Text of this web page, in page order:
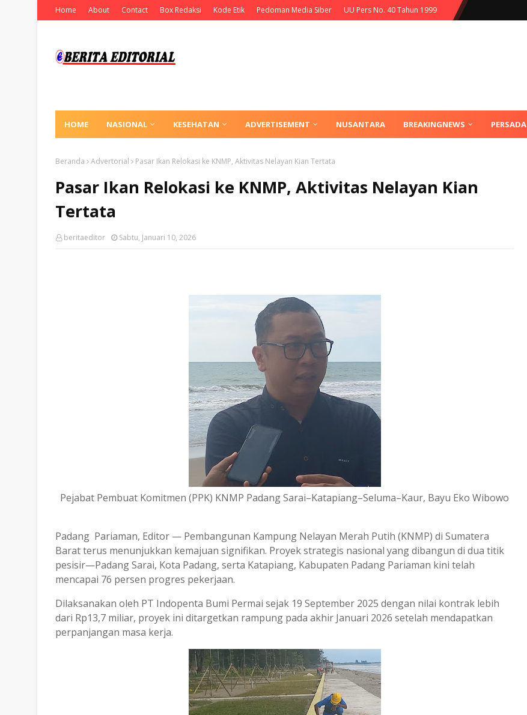
Home About Contact Box Redaksi Kode Etik Pedoman Media Siber UU Pers No. 40 Tahun 1999
HOME NASIONAL KESEHATAN ADVERTISEMENT NUSANTARA BREAKINGNEWS PERSADA
Beranda Advertorial Pasar Ikan Relokasi ke KNMP, Aktivitas Nelayan Kian Tertata
Pasar Ikan Relokasi ke KNMP, Aktivitas Nelayan Kian
Tertata
beritaeditor Sabtu, Januari 10, 2026
Pejabat Pembuat Komitmen (PPK) KNMP Padang Sarai–Katapiang–Seluma–Kaur, Bayu Eko Wibowo
Padang Pariaman, Editor — Pembangunan Kampung Nelayan Merah Putih (KNMP) di Sumatera
Barat terus menunjukkan kemajuan signifikan. Proyek strategis nasional yang dibangun di dua titik
pesisir—Padang Sarai, Kota Padang, serta Katapiang, Kabupaten Padang Pariaman kini telah
mencapai 76 persen progres pekerjaan.
Dilaksanakan oleh PT Indopenta Bumi Permai sejak 19 September 2025 dengan nilai kontrak lebih
dari Rp13,7 miliar, proyek ini ditargetkan rampung pada akhir Januari 2026 setelah mendapatkan
perpanjangan masa kerja.